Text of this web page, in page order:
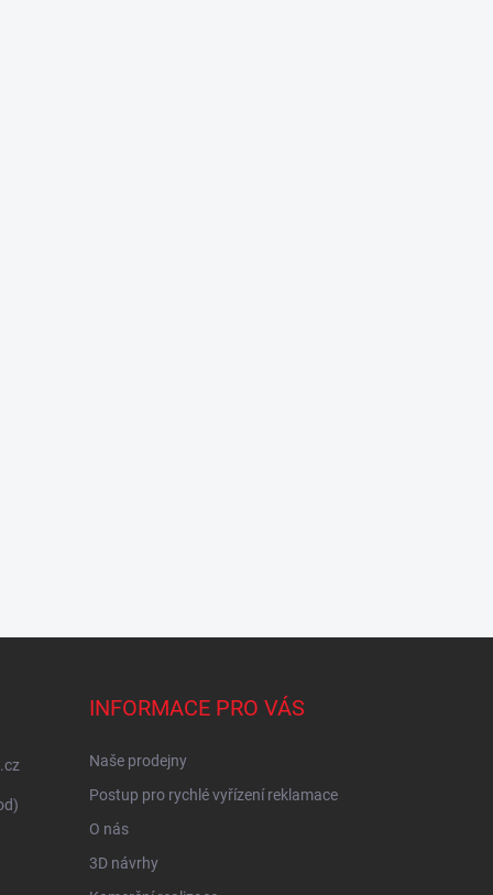
INFORMACE PRO VÁS
Naše prodejny
Postup pro rychlé vyřízení reklamace
O nás
3D návrhy